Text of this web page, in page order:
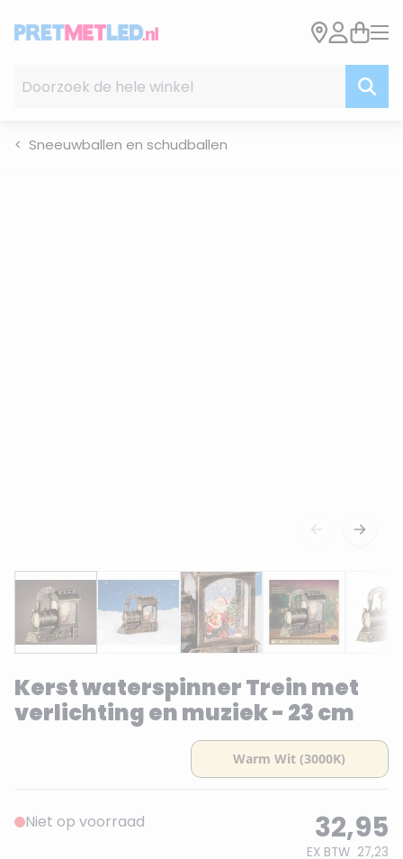
Sneeuwballen en schudballen
Kerst waterspinner Trein met
verlichting en muziek - 23 cm
Niet op voorraad 32,95
EX BTW 27,23